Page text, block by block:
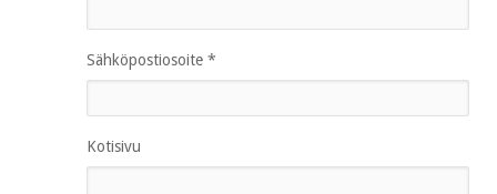
Sähköpostiosoite *
Kotisivu